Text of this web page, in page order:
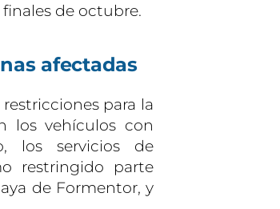
de octubre.
afectadas
para la
los vehículos con
los servicios de
restringido parte
de Formentor, y